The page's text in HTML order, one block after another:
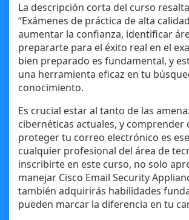
La descripción corta del curso
“Exámenes de práctica de alta
aumentar la confianza, identificar
prepararte para el éxito real en el
bien preparado es fundamental, y
una herramienta eficaz en tu
conocimiento.
Es crucial estar al tanto de las
cibernéticas actuales, y comprender
proteger tu correo electrónico es
cualquier profesional del área de
inscribirte en este curso, no solo
manejar Cisco Email Security
también adquirirás habilidades
pueden marcar la diferencia en tu